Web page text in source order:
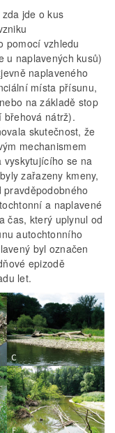
jde o kus
pomocí vzhledu
u naplavených kusů)
naplaveného
místa přísunu,
na základě stop
břehová nátrž).
skutečnost, že
mechanismem
se na
zařazeny kmeny,
a naplavené
čas, který uplynul od
autochtonního
byl označen
epizodě
let.